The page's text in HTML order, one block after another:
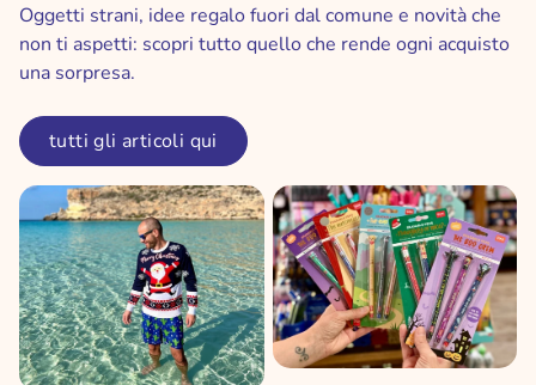
Oggetti strani, idee regalo fuori dal comune e novità che
non ti aspetti: scopri tutto quello che rende ogni acquisto
una sorpresa.
tutti gli articoli qui